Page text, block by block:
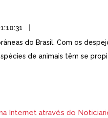
do Brasil. Com os
de animais têm se
Internet através do